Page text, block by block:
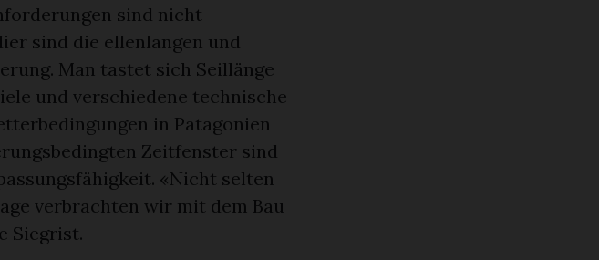
sind nicht
sind die ellenlangen und
Man tastet sich Seillänge
und verschiedene technische
in Patagonien
Zeitfenster sind
«Nicht selten
verbrachten wir mit dem Bau
Siegrist.